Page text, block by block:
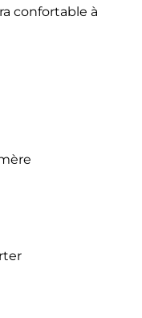
confortable à